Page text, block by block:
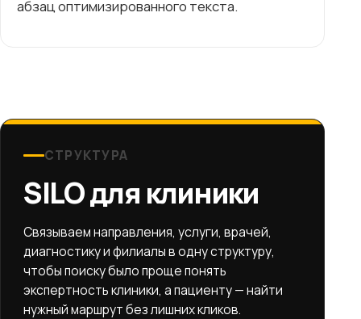
абзац оптимизированного текста.
СТРУКТУРА
SILO для клиники
Связываем направления, услуги, врачей,
диагностику и филиалы в одну структуру,
чтобы поиску было проще понять
экспертность клиники, а пациенту — найти
нужный маршрут без лишних кликов.